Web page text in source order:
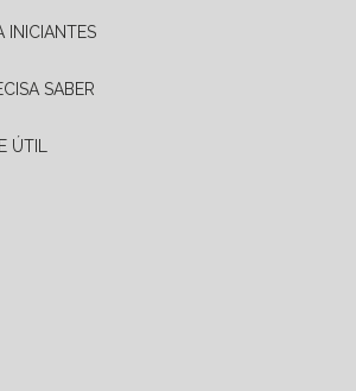
INICIANTES
SABER
ÚTIL